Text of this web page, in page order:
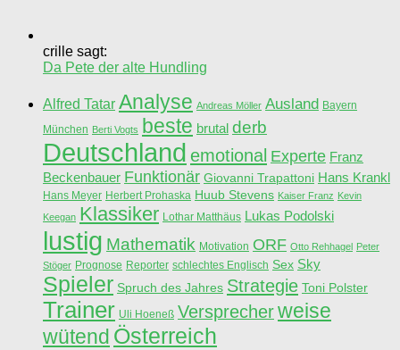
crille sagt:
Da Pete der alte Hundling
Alfred Tatar Analyse Andreas Möller Ausland Bayern
München Berti Vogts beste brutal derb
Deutschland emotional Experte Franz
Beckenbauer Funktionär Giovanni Trapattoni Hans Krankl
Hans Meyer Herbert Prohaska Huub Stevens Kaiser Franz Kevin
Keegan Klassiker Lothar Matthäus Lukas Podolski
lustig Mathematik Motivation ORF Otto Rehhagel
Peter
Stöger Prognose Reporter schlechtes Englisch Sex Sky
Spieler Spruch des Jahres Strategie Toni Polster
Trainer Uli Hoeneß Versprecherweise
wütend Österreich